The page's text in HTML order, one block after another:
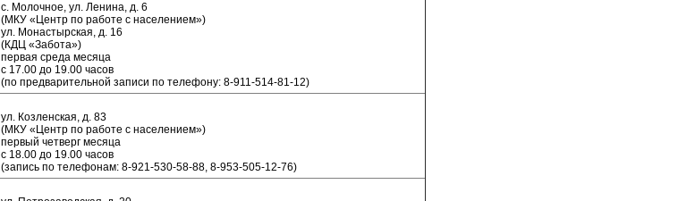
с. Молочное, ул. Ленина, д. 6
(МКУ «Центр по работе с населением»)
ул. Монастырская, д. 16
(КДЦ «Забота»)
первая среда месяца
с 17.00 до 19.00 часов
(по предварительной записи по телефону: 8-911-514-81-12)
ул. Козленская, д. 83
(МКУ «Центр по работе с населением»)
первый четверг месяца
с 18.00 до 19.00 часов
(запись по телефонам: 8-921-530-58-88, 8-953-505-12-76)